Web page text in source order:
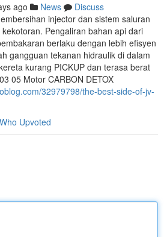
ago News
Discuss
injector dan sistem saluran
Pengaliran bahan api dari
berlaku dengan lebih efisyen
gangguan tekanan hidraulik di dalam
kurang PICKUP dan terasa berat
05 Motor CARBON DETOX
32979798/the-best-side-of-jv-
Who Upvoted